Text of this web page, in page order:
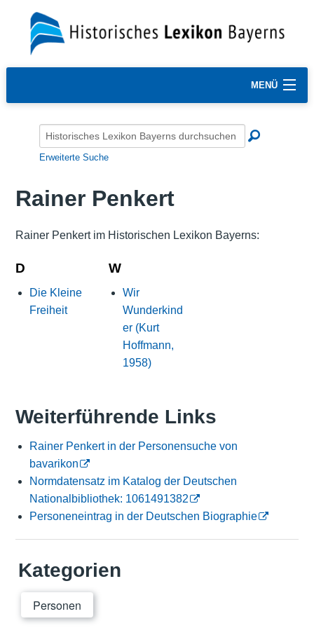
MENÜ
Erweiterte Suche
Rainer Penkert
Rainer Penkert im Historischen Lexikon Bayerns:
D
Die Kleine
Freiheit
W
Wir
Wunderkind
er (Kurt
Hoffmann,
1958)
Weiterführende Links
Rainer Penkert in der Personensuche von
bavarikon
Normdatensatz im Katalog der Deutschen
Nationalbibliothek: 1061491382
Personeneintrag in der Deutschen Biographie
Kategorien
Personen